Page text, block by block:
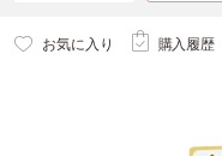
お気に入り 購入履歴